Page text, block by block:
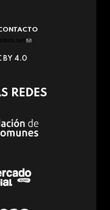
(link
e-
BY 4.0
REDES